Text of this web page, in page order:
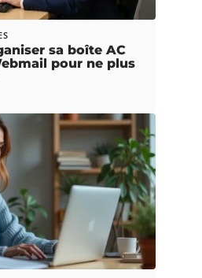
sa boîte AC
pour ne plus